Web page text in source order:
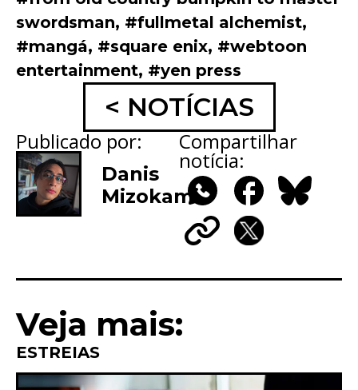
swordsman, #fullmetal alchemist,
#mangá, #square enix, #webtoon
entertainment, #yen press
< NOTÍCIAS
Publicado por:
Danis
Mizokami
Compartilhar
notícia:
WhatsAppFacebook
Veja mais:
ESTREIAS